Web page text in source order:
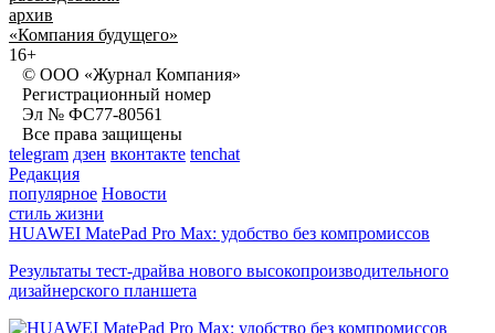
архив
«Компания будущего»
16+
© ООО «Журнал Компания»
Регистрационный номер
Эл № ФС77-80561
Все права защищены
telegram дзен вконтакте tenchat
Редакция
популярное Новости
стиль жизни
HUAWEI MatePad Pro Max: удобство без компромиссов
Результаты тест-драйва нового высокопроизводительного
дизайнерского планшета